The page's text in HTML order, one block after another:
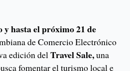
y hasta el próximo 21 de
de Comercio Electrónico
edición delTravel Sale,una
fomentar el turismo local e